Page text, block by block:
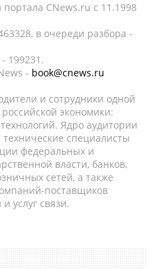
CNews.ru c 11.1998
в очереди разбора -
199231.
- book@cnews.ru
и сотрудники одной
экономики:
Ядро аудитории
специалисты
федеральных и
власти, банков,
сетей, а также
поставщиков
услуг связи.